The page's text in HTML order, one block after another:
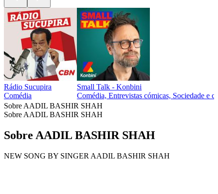
Rádio Sucupira
Comédia
Small Talk - Konbini
Comédia, Entrevistas cómicas, Sociedade e
Sobre AADIL BASHIR SHAH
Sobre AADIL BASHIR SHAH
Sobre AADIL BASHIR SHAH
NEW SONG BY SINGER AADIL BASHIR SHAH